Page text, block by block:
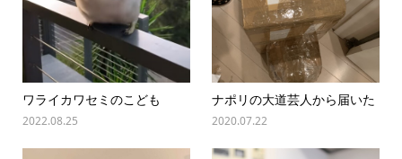
ワライカワセミのこども
2022.08.25
ナポリの大道芸人から届いた
2020.07.22